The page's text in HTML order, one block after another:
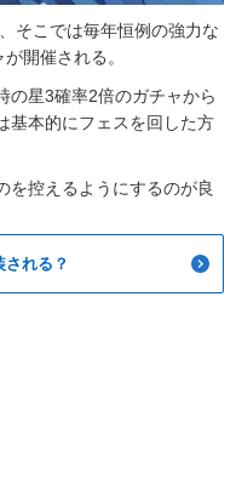
そこでは毎年恒例の強力な
開催される。
の星3確率2倍のガチャから
基本的にフェスを回した方
を控えるようにするのが良
れる？